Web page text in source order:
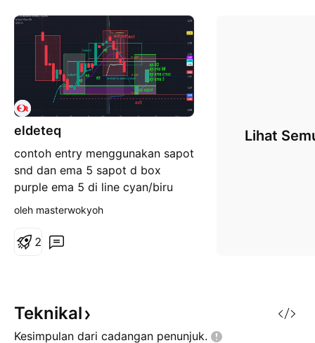
eldeteq
contoh entry menggunakan sapot
snd dan ema 5 sapot d box
purple ema 5 di line cyan/biru
nila entry sapot bila candle
platform untuk mencari vol buy
mana body candle 50-75% di
bawah
oleh masterwokyoh
2
Lihat
Teknikal
Kesimpulan dari cadangan penunjuk.